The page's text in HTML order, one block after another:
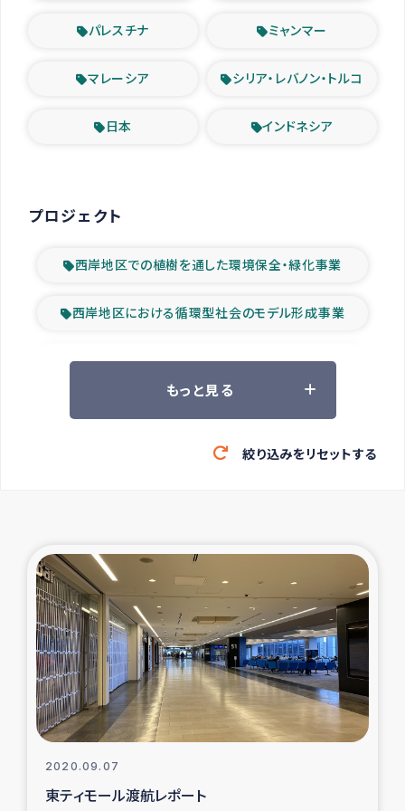
パレスチナ ミャンマー
マレーシア シリア・レバノン・トルコ
日本 インドネシア
プロジェクト
西岸地区での植樹を通した環境保全・緑化事業
西岸地区における循環型社会のモデル形成事業
ツアー参加者の声
緊急救援の時代
東ティモール豪雨緊急支援
大雨による洪水被災者支援
カカオ生産者支援事業
シリア国内避難民・帰還民の生活再建支援
トルコにおけるシリア難民支援事業
インドネシア中部 スラウェシの地震・津波被災者支援
もっと見る
絞り込みをリセットする
2020.09.07
東ティモール渡航レポート